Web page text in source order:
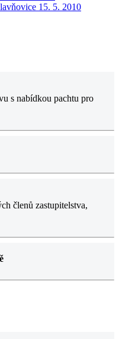
15. 5. 2010
s nabídkou pachtu pro
členů zastupitelstva,